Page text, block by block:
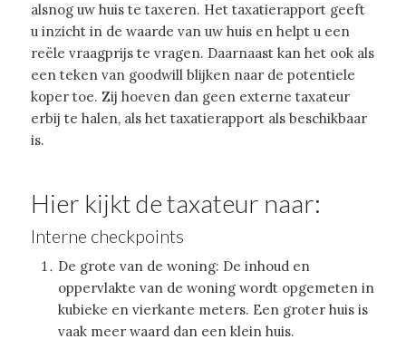
alsnog uw huis te taxeren. Het taxatierapport geeft
u inzicht in de waarde van uw huis en helpt u een
reële vraagprijs te vragen. Daarnaast kan het ook als
een teken van goodwill blijken naar de potentiele
koper toe. Zij hoeven dan geen externe taxateur
erbij te halen, als het taxatierapport als beschikbaar
is.
Hier kijkt de taxateur naar:
Interne checkpoints
De grote van de woning: De inhoud en
oppervlakte van de woning wordt opgemeten in
kubieke en vierkante meters. Een groter huis is
vaak meer waard dan een klein huis.